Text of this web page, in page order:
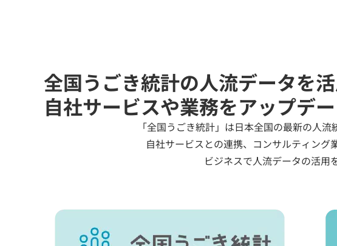
全国うごき統計の人流データを
自社サービスや業務をアップデ
「全国うごき統計」は日本全国の最新の人
自社サービスとの連携、コンサルティング
ビジネスで人流データの活用